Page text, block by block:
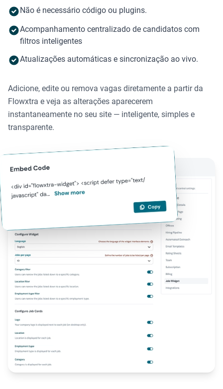
Não é necessário código ou plugins.
Acompanhamento centralizado de candidatos com
filtros inteligentes
Atualizações automáticas e sincronização ao vivo.
Adicione, edite ou remova vagas diretamente a partir da
Flowxtra e veja as alterações aparecerem
instantaneamente no seu site — inteligente, simples e
transparente.
Exemplo de código de incorporação do Widget de Vagas